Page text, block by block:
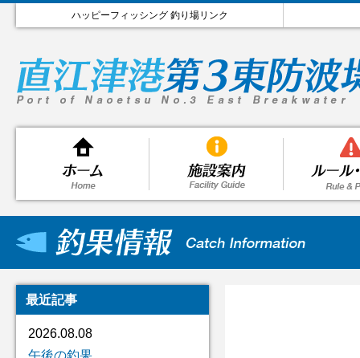
ハッピーフィッシング 釣り場リンク
最近記事
2026.08.08
午後の釣果